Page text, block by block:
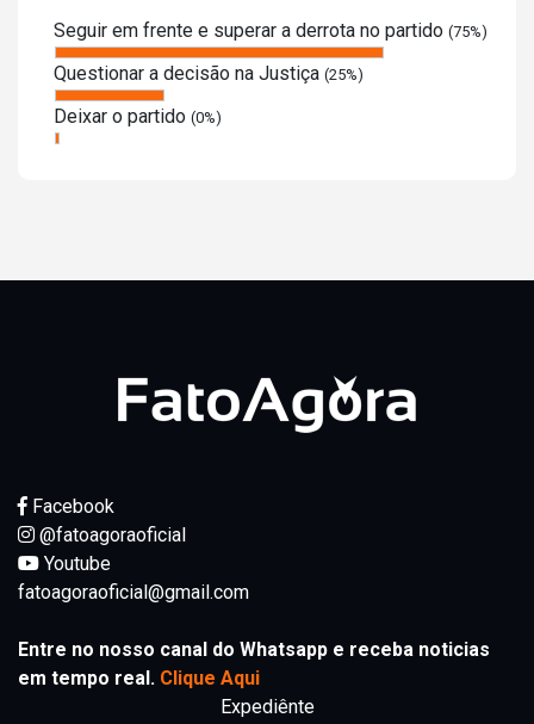
Seguir em frente e superar a derrota no partido (75%)
Questionar a decisão na Justiça (25%)
Deixar o partido (0%)
Facebook
@fatoagoraoficial
Youtube
fatoagoraoficial@gmail.com
Entre no nosso canal do Whatsapp e receba noticias
em tempo real. Clique Aqui
Expediênte